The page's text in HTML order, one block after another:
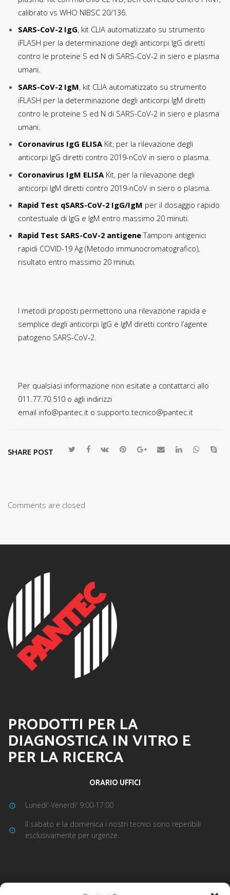
calibrato vs WHO NIBSC 20/136.
SARS-CoV-2 IgG, kit CLIA automatizzato su strumento
iFLASH per la determinazione degli anticorpi IgG diretti
contro le proteine S ed N di SARS-CoV-2 in siero e plasma
umani.
SARS-CoV-2 IgM, kit CLIA automatizzato su strumento
iFLASH per la determinazione degli anticorpi IgM diretti
contro le proteine S ed N di SARS-CoV-2 in siero e plasma
umani.
Coronavirus IgG ELISA Kit, per la rilevazione degli
anticorpi IgG diretti contro 2019-nCoV in siero o plasma.
Coronavirus IgM ELISA Kit, per la rilevazione degli
anticorpi IgM diretti contro 2019-nCoV in siero o plasma.
Rapid Test qSARS-CoV-2 IgG/IgM per il dosaggio rapido
contestuale di IgG e IgM entro massimo 20 minuti.
Rapid Test SARS-CoV-2 antigene Tamponi antigenici
rapidi COVID-19 Ag (Metodo immunocromatografico),
risultato entro massimo 20 minuti.
I metodi proposti permettono una rilevazione rapida e
semplice degli anticorpi IgG e IgM diretti contro l’agente
patogeno SARS-CoV-2.
Per qualsiasi informazione non esitate a contattarci allo
011.77.70.510 o agli indirizzi
email info@pantec.it o supporto.tecnico@pantec.it
SHARE POST
Comments are closed
PRODOTTI PER LA
DIAGNOSTICA IN VITRO E
PER LA RICERCA
ORARIO UFFICI
Lunedi'-Venerdi' 9:00-17:00
Il sabato e la domenica i nostri tecnici sono reperibili
esclusivamente per urgenze.